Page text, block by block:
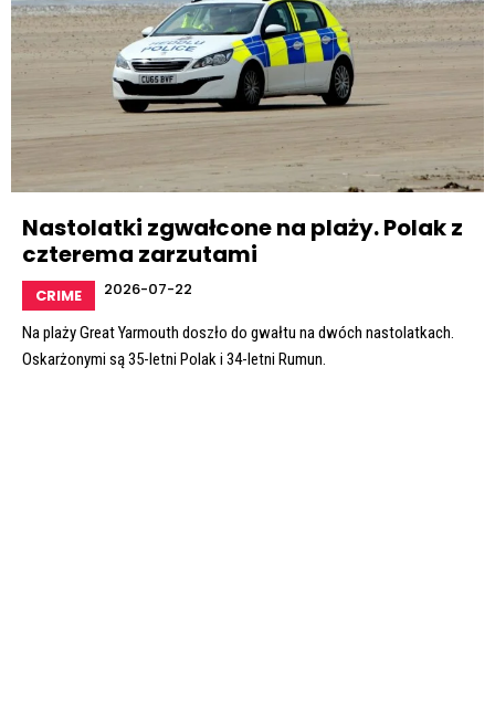
Nastolatki zgwałcone na plaży. Polak z
czterema zarzutami
CRIME 2026-07-22
Na plaży Great Yarmouth doszło do gwałtu na dwóch nastolatkach.
Oskarżonymi są 35-letni Polak i 34-letni Rumun.